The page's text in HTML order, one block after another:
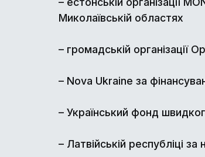
Миколаївській областях
– громадській організації
– Nova Ukraine за
– Український фонд
– Латвійській республіці